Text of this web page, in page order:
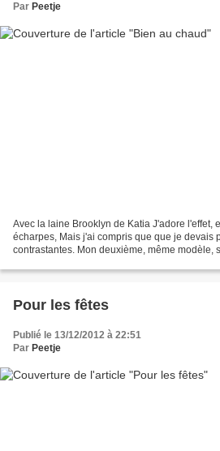
Par Peetje
Avec la laine Brooklyn de Katia J'adore l'effet,
écharpes, Mais j'ai compris que que je devais
contrastantes. Mon deuxième, même modèle,
Pour les fêtes
Publié le 13/12/2012 à 22:51
Par Peetje